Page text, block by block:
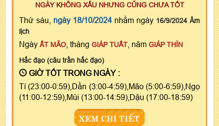
NGÀY KHÔNG XẤU NHƯNG CŨNG CHƯA TỐT
Thứ sáu, ngày 18/10/2024 nhằm ngày 16/9/2024 Âm
lịch
Ngày ẤT MÃO , tháng GIÁP TUẤT , năm GIÁP THÌN
Hắc đạo (câu trần hắc đạo)
GIỜ TỐT TRONG NGÀY :
Tí (23:00-0:59),Dần (3:00-4:59),Mão (5:00-6:59),Ngọ
(11:00-12:59),Mùi (13:00-14:59),Dậu (17:00-18:59)
XEM CHI TIẾT